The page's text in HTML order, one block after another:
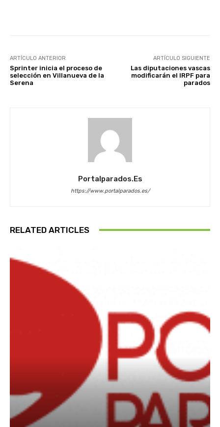
ARTÍCULO ANTERIOR
Sprinter inicia el proceso de
selección en Villanueva de la
Serena
ARTÍCULO SIGUIENTE
Las diputaciones vascas
modificarán el IRPF para
parados
Portalparados.es
https://www.portalparados.es/
RELATED ARTICLES